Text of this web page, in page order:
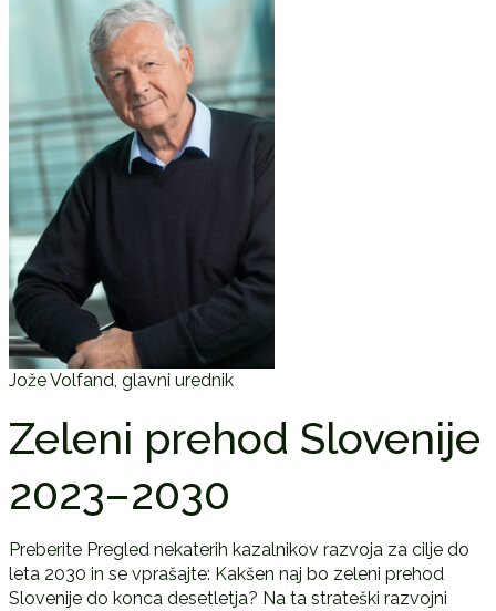
Jože Volfand, glavni urednik
Zeleni prehod Slovenije
2023–2030
Preberite Pregled nekaterih kazalnikov razvoja za cilje do
leta 2030 in se vprašajte: Kakšen naj bo zeleni prehod
Slovenije do konca desetletja? Na ta strateški razvojni